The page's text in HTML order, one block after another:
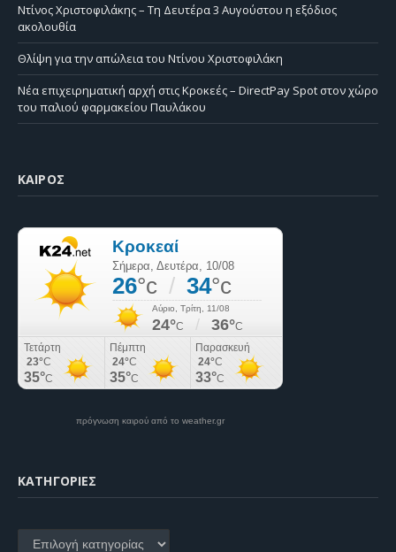
Ντίνος Χριστοφιλάκης – Τη Δευτέρα 3 Αυγούστου η εξόδιος
ακολουθία
Θλίψη για την απώλεια του Ντίνου Χριστοφιλάκη
Νέα επιχειρηματική αρχή στις Κροκεές – DirectPay Spot στον χώρο
του παλιού φαρμακείου Παυλάκου
ΚΑΙΡΌΣ
πρόγνωση καιρού από το weather.gr
KΑΤΗΓΟΡΊΕΣ
Kατηγορίες